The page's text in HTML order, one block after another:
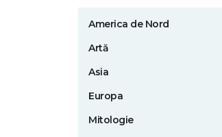
America de Nord
Artă
Asia
Europa
Mitologie